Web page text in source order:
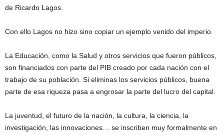
de Ricardo Lagos.
Con ello Lagos no hizo sino copiar un ejemplo venido del imperio.
La Educación, como la Salud y otros servicios que fueron públicos,
son financiados con parte del PIB creado por cada nación con el
trabajo de su población. Si eliminas los servicios públicos, buena
parte de esa riqueza pasa a engrosar la parte del lucro del capital.
La juventud, el futuro de la nación, la cultura, la ciencia, la
investigación, las innovaciones… se inscriben muy formalmente en